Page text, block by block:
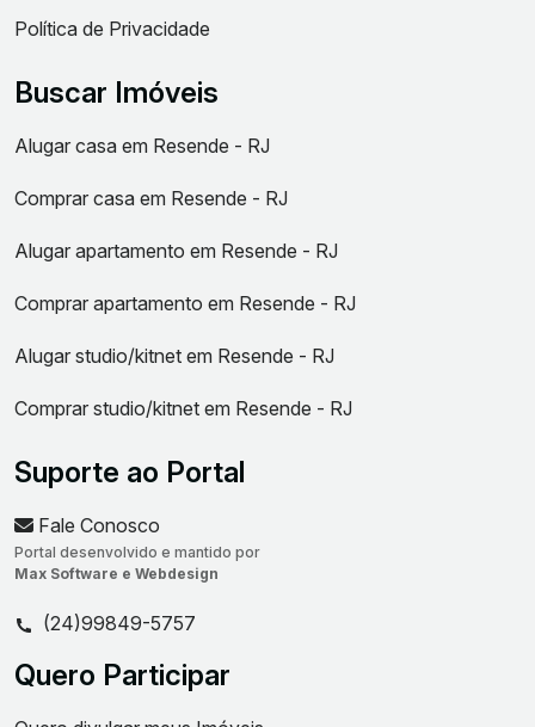
Política de Privacidade
Buscar Imóveis
Alugar casa em Resende - RJ
Comprar casa em Resende - RJ
Alugar apartamento em Resende - RJ
Comprar apartamento em Resende - RJ
Alugar studio/kitnet em Resende - RJ
Comprar studio/kitnet em Resende - RJ
Suporte ao Portal
Fale Conosco
Portal desenvolvido e mantido por
Max Software e Webdesign
(24)99849-5757
Quero Participar